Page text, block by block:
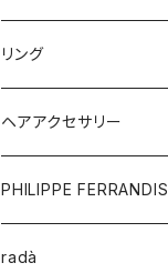
リング
ヘアアクセサリー
PHILIPPE FERRANDIS
radà